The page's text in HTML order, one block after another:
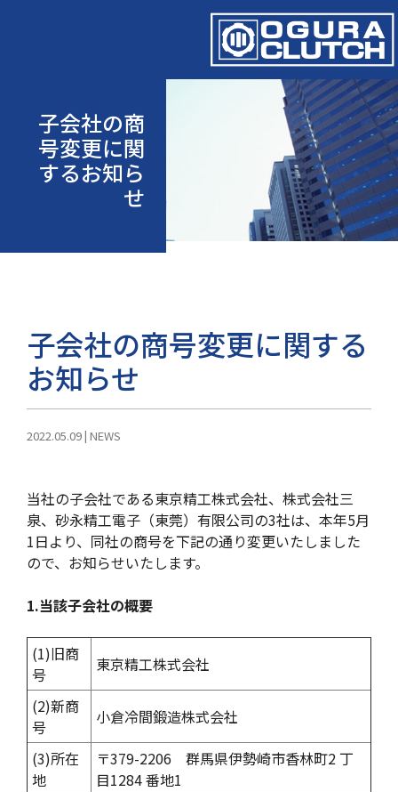
子会社の商
号変更に関
するお知ら
せ
子会社の商号変更に関する
お知らせ
2022.05.09| NEWS
当社の子会社である東京精工株式会社、株式会社三
泉、砂永精工電子（東莞）有限公司の3社は、本年5月
1日より、同社の商号を下記の通り変更いたしました
ので、お知らせいたします。
1.当該子会社の概要
(1)旧商
号
東京精工株式会社
(2)新商
号
小倉冷間鍛造株式会社
(3)所在
地
〒379-2206 群馬県伊勢崎市香林町2 丁
目1284 番地1